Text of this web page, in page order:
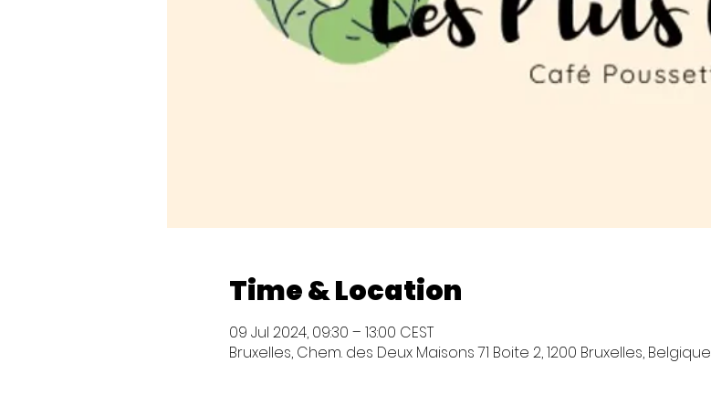
Time & Location
09 Jul 2024, 09:30 – 13:00 CEST
Bruxelles, Chem. des Deux Maisons 71 Boite 2, 1200 Bruxelles, Belgique